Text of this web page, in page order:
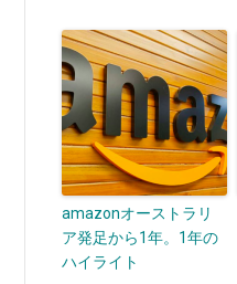
amazonオーストラリ
ア発足から1年。1年の
ハイライト